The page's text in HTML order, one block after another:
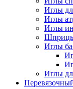
Иглы
Иглы
Иглы
Шприцы
Иглы
Иглы